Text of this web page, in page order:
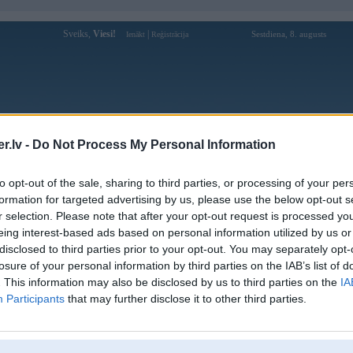
- Do Not Process My Personal Information
opt-out of the sale, sharing to third parties, or processing of your
for targeted advertising by us, please use the below opt-out
selection. Please note that after your opt-out request is processed
interest-based ads based on personal information utilized by us
to third parties prior to your opt-out. You may separately
of your personal information by third parties on the IAB’s list of
This information may also be disclosed by us to third parties on the
Participants that may further disclose it to other third parties.
Sveiks, Viesi! Ienākt Reģistrācija Sestdiena, 8. augusts
Forums Galerijas Reģistrācija Lietotāji
Lietotāja kjclgbt profils
Lietotājvārds:
kjclgbt
Ziņojumi forumā:
0
Pēdējie ziņojumi forumā